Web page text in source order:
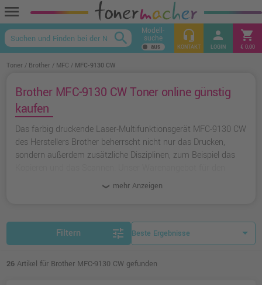
menu
keyboard_arrow_up
search Modell-
suche headset_mic
KONTAKT
person
LOGIN
shopping_cart
€ 0,00
Toner Brother MFC MFC-9130 CW
Brother MFC-9130 CW Toner online günstig
kaufen
Das farbig druckende Laser-Multifunktionsgerät MFC-9130 CW
des Herstellers Brother beherrscht nicht nur das Drucken,
sondern außerdem zusätzliche Disziplinen, zum Beispiel das
Drucker beinhaltet kompatible und originale Toner und
mehr Anzeigen
Filtern tune
26 Artikel für Brother MFC-9130 CW gefunden